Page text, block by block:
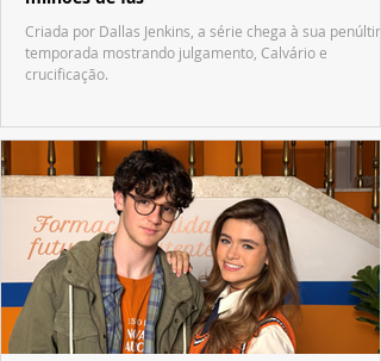
Criada por Dallas Jenkins, a série chega à sua
temporada mostrando julgamento, Calvário e
crucificação.